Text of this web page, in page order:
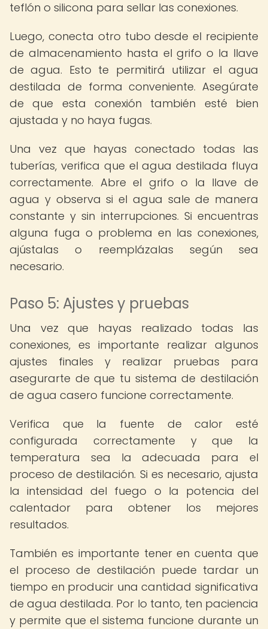
teflón o silicona para sellar las conexiones.
Luego, conecta otro tubo desde el recipiente
de almacenamiento hasta el grifo o la llave
de agua. Esto te permitirá utilizar el agua
destilada de forma conveniente. Asegúrate
de que esta conexión también esté bien
ajustada y no haya fugas.
Una vez que hayas conectado todas las
tuberías, verifica que el agua destilada fluya
correctamente. Abre el grifo o la llave de
agua y observa si el agua sale de manera
constante y sin interrupciones. Si encuentras
alguna fuga o problema en las conexiones,
ajústalas o reemplázalas según sea
necesario.
Paso 5: Ajustes y pruebas
Una vez que hayas realizado todas las
conexiones, es importante realizar algunos
ajustes finales y realizar pruebas para
asegurarte de que tu sistema de destilación
de agua casero funcione correctamente.
Verifica que la fuente de calor esté
configurada correctamente y que la
temperatura sea la adecuada para el
proceso de destilación. Si es necesario, ajusta
la intensidad del fuego o la potencia del
calentador para obtener los mejores
resultados.
También es importante tener en cuenta que
el proceso de destilación puede tardar un
tiempo en producir una cantidad significativa
de agua destilada. Por lo tanto, ten paciencia
y permite que el sistema funcione durante un